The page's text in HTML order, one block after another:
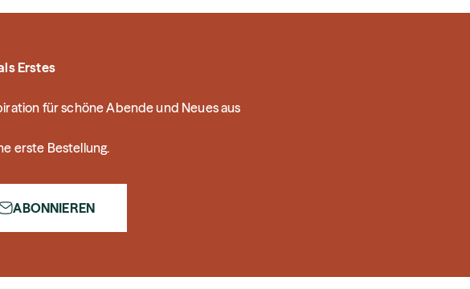
Erstes
für schöne Abende und Neues aus
erste Bestellung.
ABONNIEREN